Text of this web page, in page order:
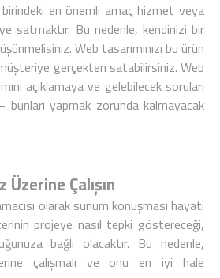
birindeki en önemli amaç hizmet veya
satmaktır. Bu nedenle, kendinizi bir
Web tasarımınızı bu ürün
gerçekten satabilirsiniz. Web
açıklamaya ve gelebilecek soruları
bunları yapmak zorunda kalmayacak
Çalışın
olarak sunum konuşması hayati
projeye nasıl tepki göstereceği,
bağlı olacaktır. Bu nedenle,
çalışmalı ve onu en iyi hale